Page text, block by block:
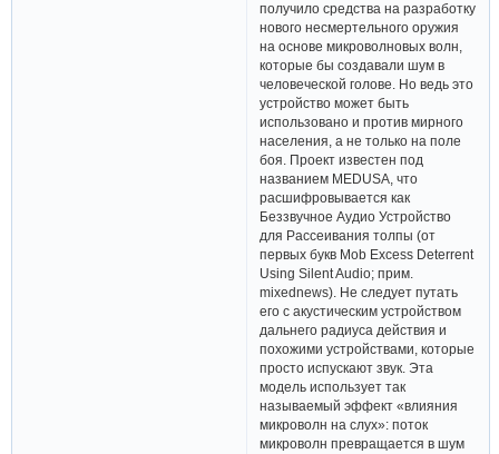
получило средства на разработку
нового несмертельного оружия
на основе микроволновых волн,
которые бы создавали шум в
человеческой голове. Но ведь это
устройство может быть
использовано и против мирного
населения, а не только на поле
боя. Проект известен под
названием MEDUSA, что
расшифровывается как
Беззвучное Аудио Устройство
для Рассеивания толпы (от
первых букв Mob Excess Deterrent
Using Silent Audio; прим.
mixednews). Не следует путать
его с акустическим устройством
дальнего радиуса действия и
похожими устройствами, которые
просто испускают звук. Эта
модель использует так
называемый эффект «влияния
микроволн на слух»: поток
микроволн превращается в шум